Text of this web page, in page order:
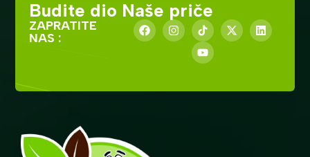
Budite dio Naše priče
ZAPRATITE
NAS :